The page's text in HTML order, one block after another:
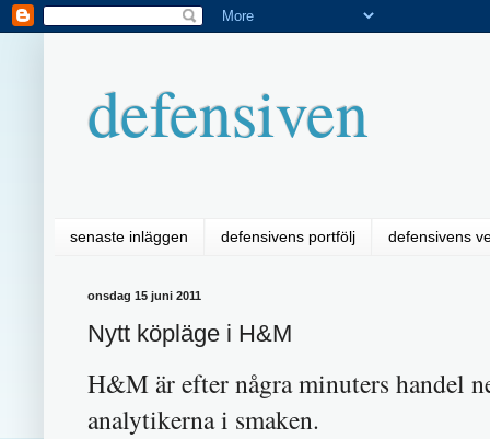
defensiven
senaste inläggen defensivens portfölj defensivens
onsdag 15 juni 2011
Nytt köpläge i H&M
H&M är efter några minuters handel
analytikerna i smaken.